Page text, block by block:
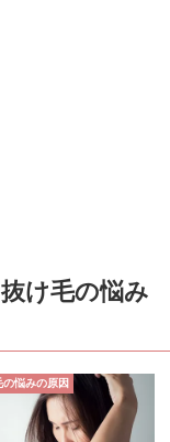
け毛の悩み
悩みの原因